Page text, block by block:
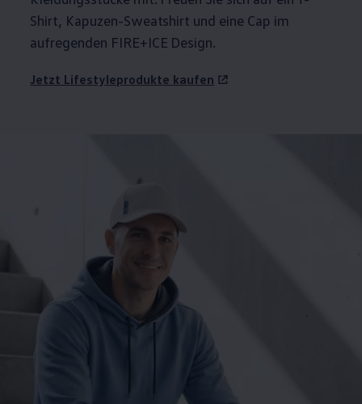
Shirt, Kapuzen-Sweatshirt und eine Cap im
aufregenden FIRE+ICE Design.
Jetzt Lifestyleprodukte kaufen